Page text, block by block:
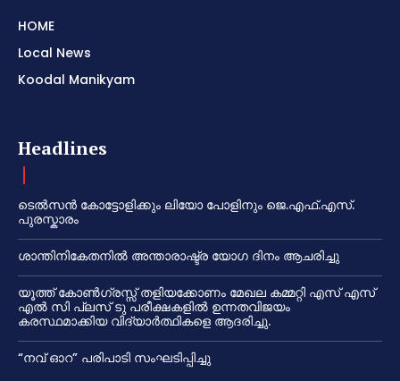
HOME
Local News
Koodal Manikyam
Headlines
ടെൽസൻ കോട്ടോളിക്കും ലിയോ പോളിനും ജെ.എഫ്.എസ്.
പുരസ്കാരം
ശാന്തിനികേതനിൽ അന്താരാഷ്ട്ര യോഗ ദിനം ആചരിച്ചു
യൂത്ത് കോൺഗ്രസ്സ് തളിയക്കോണം മേഖല കമ്മറ്റി എസ് എസ്
എൽ സി പ്ലസ് ടു പരീക്ഷകളിൽ ഉന്നതവിജയം
കരസ്ഥമാക്കിയ വിദ്യാർത്ഥികളെ ആദരിച്ചു.
“നവ് ഓറ” പരിപാടി സംഘടിപ്പിച്ചു